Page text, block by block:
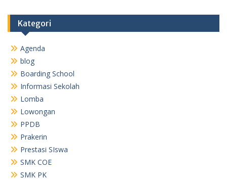
Kategori
Agenda
blog
Boarding School
Informasi Sekolah
Lomba
Lowongan
PPDB
Prakerin
Prestasi SIswa
SMK COE
SMK PK